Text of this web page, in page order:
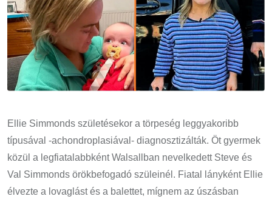
Ellie Simmonds születésekor a törpeség leggyakoribb
típusával -achondroplasiával- diagnosztizálták. Öt gyermek
közül a legfiatalabbként Walsallban nevelkedett Steve és
Val Simmonds örökbefogadó szüleinél. Fiatal lányként Ellie
élvezte a lovaglást és a balettet, mígnem az úszásban